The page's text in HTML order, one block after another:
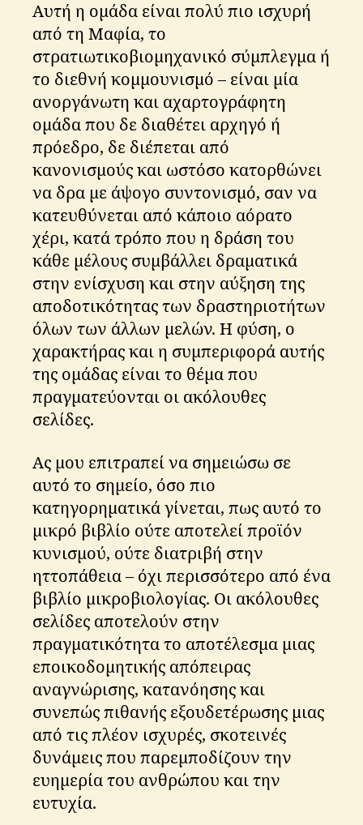
Αυτή η ομάδα είναι πολύ πιο ισχυρή
από τη Μαφία, το
στρατιωτικοβιομηχανικό σύμπλεγμα ή
το διεθνή κομμουνισμό – είναι μία
ανοργάνωτη και αχαρτογράφητη
ομάδα που δε διαθέτει αρχηγό ή
πρόεδρο, δε διέπεται από
κανονισμούς και ωστόσο κατορθώνει
να δρα με άψογο συντονισμό, σαν να
κατευθύνεται από κάποιο αόρατο
χέρι, κατά τρόπο που η δράση του
κάθε μέλους συμβάλλει δραματικά
στην ενίσχυση και στην αύξηση της
αποδοτικότητας των δραστηριοτήτων
όλων των άλλων μελών. Η φύση, ο
χαρακτήρας και η συμπεριφορά αυτής
της ομάδας είναι το θέμα που
πραγματεύονται οι ακόλουθες
σελίδες.
Ας μου επιτραπεί να σημειώσω σε
αυτό το σημείο, όσο πιο
κατηγορηματικά γίνεται, πως αυτό το
μικρό βιβλίο ούτε αποτελεί προϊόν
κυνισμού, ούτε διατριβή στην
ηττοπάθεια – όχι περισσότερο από ένα
βιβλίο μικροβιολογίας. Οι ακόλουθες
σελίδες αποτελούν στην
πραγματικότητα το αποτέλεσμα μιας
εποικοδομητικής απόπειρας
αναγνώρισης, κατανόησης και
συνεπώς πιθανής εξουδετέρωσης μιας
από τις πλέον ισχυρές, σκοτεινές
δυνάμεις που παρεμποδίζουν την
ευημερία του ανθρώπου και την
ευτυχία.